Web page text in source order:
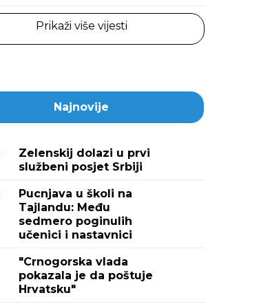
Prikaži više vijesti
Najnovije
Zelenskij dolazi u prvi
službeni posjet Srbiji
Pucnjava u školi na
Tajlandu: Među
sedmero poginulih
učenici i nastavnici
"Crnogorska vlada
pokazala je da poštuje
Hrvatsku"